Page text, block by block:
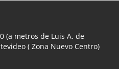
(a metros de Luis A. de
( Zona Nuevo Centro)